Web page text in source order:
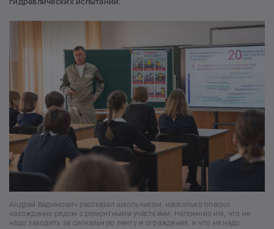
Андрей Вадимович рассказал школьникам, насколько опасно
нахождение рядом с ремонтными участками. Напомнил им, что не
надо заходить за сигнальную ленту и ограждения, и что не надо